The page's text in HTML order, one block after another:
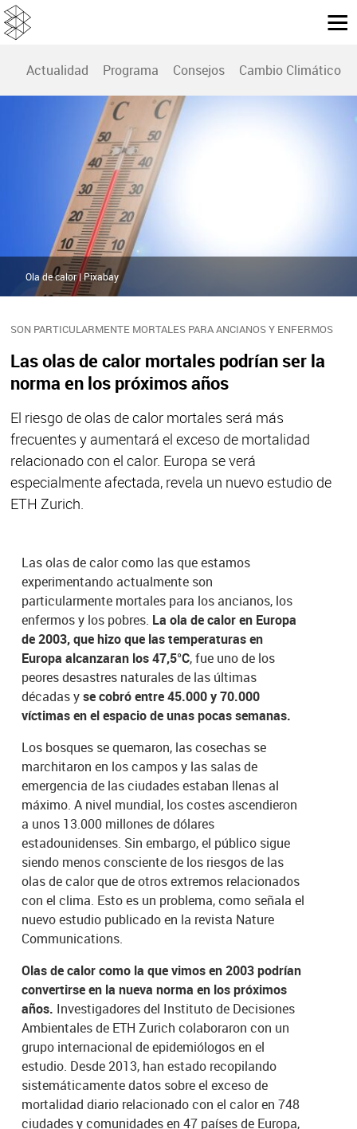
Actualidad Programa Consejos Cambio Climático
SON PARTICULARMENTE MORTALES PARA ANCIANOS Y ENFERMOS
Las olas de calor mortales podrían ser la
norma en los próximos años
El riesgo de olas de calor mortales será más
frecuentes y aumentará el exceso de mortalidad
relacionado con el calor. Europa se verá
especialmente afectada, revela un nuevo estudio de
ETH Zurich.
Ola de calor | Pixabay
Las olas de calor como las que estamos
experimentando actualmente son
particularmente mortales para los ancianos, los
enfermos y los pobres. La ola de calor en Europa
de 2003, que hizo que las temperaturas en
Europa alcanzaran los 47,5°C, fue uno de los
peores desastres naturales de las últimas
décadas yse cobró entre 45.000 y 70.000
víctimas en el espacio de unas pocas semanas.
Los bosques se quemaron, las cosechas se
marchitaron en los campos y las salas de
emergencia de las ciudades estaban llenas al
máximo. A nivel mundial, los costes ascendieron
a unos 13.000 millones de dólares
estadounidenses. Sin embargo, el público sigue
siendo menos consciente de los riesgos de las
olas de calor que de otros extremos relacionados
con el clima. Esto es un problema, como señala el
nuevo estudio publicado en la revista Nature
Communications.
Olas de calor como la que vimos en 2003 podrían
convertirse en la nueva norma en los próximos
años. Investigadores del Instituto de Decisiones
Ambientales de ETH Zurich colaboraron con un
grupo internacional de epidemiólogos en el
estudio. Desde 2013, han estado recopilando
sistemáticamente datos sobre el exceso de
mortalidad diario relacionado con el calor en 748
ciudades y comunidades en 47 países de Europa,